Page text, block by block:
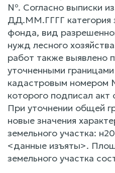
№. Согласно выписки
ДД.ММ.ГГГГ категория
фонда, вид
нужд лесного
работ также выявлено
уточненными
кадастровым номером
которого подписал акт
При уточнении общей
новые значения
земельного участка:
<данные изъяты>.
земельного участка